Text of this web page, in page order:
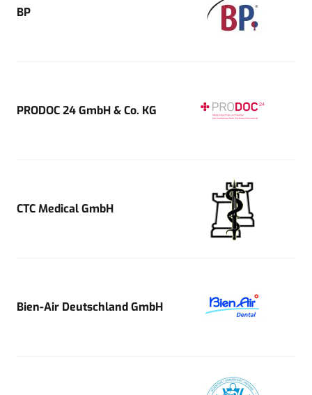
BP
PRODOC 24 GmbH & Co. KG
CTC Medical GmbH
Bien-Air Deutschland GmbH